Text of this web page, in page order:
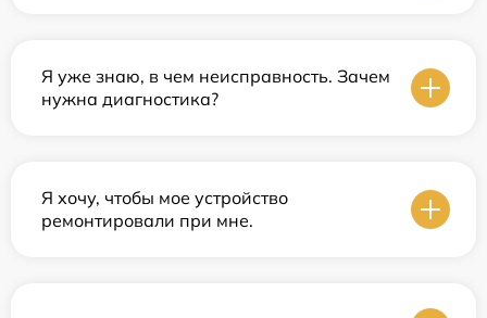
Я уже знаю, в чем неисправность. Зачем
нужна диагностика?
Я хочу, чтобы мое устройство
ремонтировали при мне.